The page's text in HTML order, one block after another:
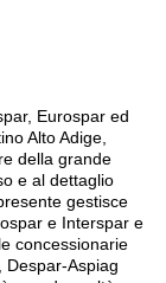
Eurospar ed
Alto Adige,
della grande
e al dettaglio
gestisce
e Interspar e
concessionarie
Despar-Aspiag